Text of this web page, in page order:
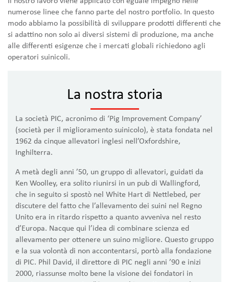
numerose linee che fanno parte del nostro portfolio. In questo
modo abbiamo la possibilità di sviluppare prodotti differenti che
si adattino non solo ai diversi sistemi di produzione, ma anche
alle differenti esigenze che i mercati globali richiedono agli
operatori suinicoli.
La nostra storia
La società PIC, acronimo di ‘Pig Improvement Company’
(società per il miglioramento suinicolo), è stata fondata nel
1962 da cinque allevatori inglesi nell’Oxfordshire,
Inghilterra.
A metà degli anni ’50, un gruppo di allevatori, guidati da
Ken Woolley, era solito riunirsi in un pub di Wallingford,
che in seguito si spostò nel White Hart di Nettlebed, per
discutere del fatto che l’allevamento dei suini nel Regno
Unito era in ritardo rispetto a quanto avveniva nel resto
d’Europa. Nacque qui l’idea di combinare scienza ed
allevamento per ottenere un suino migliore. Questo gruppo
e la sua volontà di non accontentarsi, portò alla fondazione
di PIC. Phil David, il direttore di PIC negli anni ’90 e inizi
2000, riassunse molto bene la visione dei fondatori in